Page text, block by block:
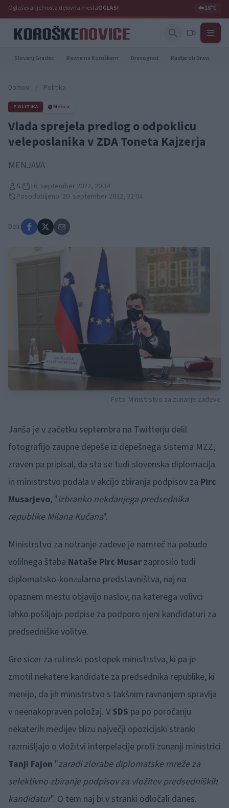
OglaševanjeProsta delovna mestaOGLASI ☁️18°C
Slovenj Gradec Ravne na Koroškem Dravograd Radlje ob Dravi
Domov / Politika
POLITIKA Mežica
Vlada sprejela predlog o odpoklicu
veleposlanika v ZDA Toneta Kajzerja
MENJAVA
S.
16. september 2022, 20:34
Posodobljeno: 20. september 2022, 22:04
Deli:
Foto: Ministrstvo za zunanje zadeve
Janša je v začetku septembra na Twitterju delil
fotografijo zaupne depeše iz depešnega sistema MZZ,
zraven pa pripisal, da sta se tudi slovenska diplomacija
in ministrstvo podala v akcijo zbiranja podpisov za Pirc
Musarjevo, "izbranko nekdanjega predsednika
republike Milana Kučana".
Ministrstvo za notranje zadeve je namreč na pobudo
volilnega štaba Nataše Pirc Musar zaprosilo tudi
diplomatsko-konzularna predstavništva, naj na
opaznem mestu objavijo naslov, na katerega volivci
lahko pošiljajo podpise za podporo njeni kandidaturi za
predsedniške volitve.
Gre sicer za rutinski postopek ministrstva, ki pa je
zmotil nekatere kandidate za predsednika republike, ki
menijo, da jih ministrstvo s takšnim ravnanjem spravlja
v neenakopraven položaj. V SDS pa po poročanju
nekaterih medijev blizu največji opozicijski stranki
razmišljajo o vložitvi interpelacije proti zunanji ministrici
Tanji Fajon "zaradi zlorabe diplomatske mreže za
selektivno zbiranje podpisov za vložitev predsedniških
kandidatur". O tem naj bi v stranki odločali danes.